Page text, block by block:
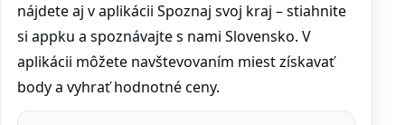
nájdete aj v aplikácii Spoznaj svoj kraj – stiahnite
si appku a spoznávajte s nami Slovensko. V
aplikácii môžete navštevovaním miest získavať
body a vyhrať hodnotné ceny.